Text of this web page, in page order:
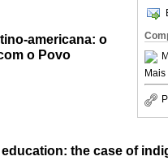
Mais
americana: o
o Povo
the case of